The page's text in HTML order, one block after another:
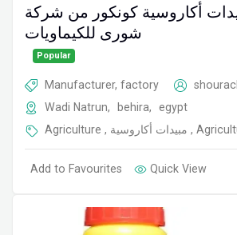
أكاروسية كونكور من شركة
شورى للكيماويات
Popular
Manufacturer, factory
Wadi Natrun, behira,
egypt
Agriculture , مبيدات أكاروسية ,
Add to Favourites Quick View